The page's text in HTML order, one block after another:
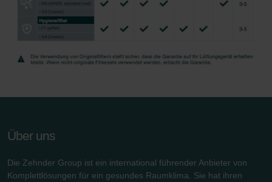
Über uns
Die Zehnder Group ist ein international führender Anbieter von
Komplettlösungen für ein gesundes Raumklima. Sie hat ihren